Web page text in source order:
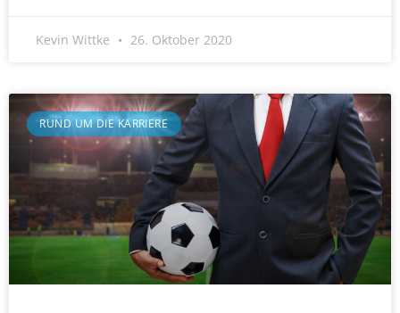
Kevin Wittke 26. Oktober 2020
RUND UM DIE KARRIERE